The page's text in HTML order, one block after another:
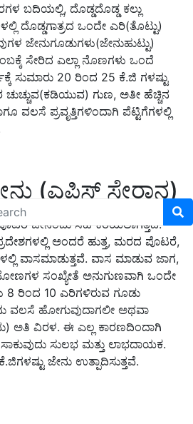
ಬದಿಯಲ್ಲಿ, ದೊಡ್ಡದೊಡ್ಡ ಕಲ್ಲು
ದೊಡ್ಡಗಾತ್ರದ ಒಂದೇ ಎರಿ(ತೊಟ್ಟು)
ಜೇನುಗೂಡುಗಳು(ಜೇನುಹುಟ್ಟು)
ಸೇರಿದ ಎಲ್ಲಾ ನೊಣಗಳು ಒಂದೆ
ಸುಮಾರು 20 ರಿಂದ 25 ಕೆ.ಜಿ ಗಳಷ್ಟು
ಚುಚ್ಚುವ(ಕಡಿಯುವ) ಗುಣ, ಅತೀ ಹೆಚ್ಚಿನ
ವಲಸೆ ಪ್ರವೃತ್ತಿಗಳಿಂದಾಗಿ ಪೆಟ್ಟಿಗೆಗಳಲ್ಲಿ
(ಎಪಿಸ್ ಸೇರಾನ)
ಜೇನೆಂದು ಸಹ ಕರೆಯಲಾಗತ್ತದೆ.
ಅಂದರೆ ಹುತ್ತ, ಮರದ ಪೊಟರೆ,
ವಾಸಮಾಡುತ್ತವೆ. ವಾಸ ಮಾಡುವ ಜಾಗ,
ಸಂಖ್ಯೇತೆ ಅನುಗುಣವಾಗಿ ಒಂದೇ
8 ರಿಂದ 10 ಎರಿಗಳಿರುವ ಗೂಡು
ವಲಸೆ ಹೋಗುವುದಾಗಲೀ ಅಥವಾ
ಅತಿ ವಿರಳ. ಈ ಎಲ್ಲ ಕಾರಣದಿಂದಾಗಿ
ಸಾಕುವುದು ಸುಲಭ ಮತ್ತು ಲಾಭದಾಯಕ.
ಜೇನು ಉತ್ಪಾದಿಸುತ್ತವೆ.